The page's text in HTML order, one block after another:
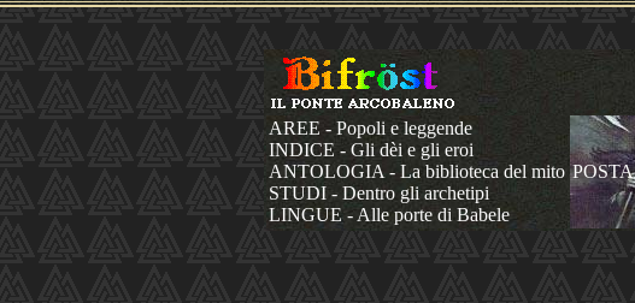
AREE - Popoli e leggende
INDICE - Gli dèi e gli eroi
ANTOLOGIA - La biblioteca del mito
STUDI - Dentro gli archetipi
LINGUE - Alle porte di Babele
POSTA